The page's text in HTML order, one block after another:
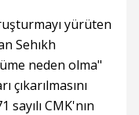
yürüten
Sehıkh
neden olma"
çıkarılmasını
sayılı CMK'nın